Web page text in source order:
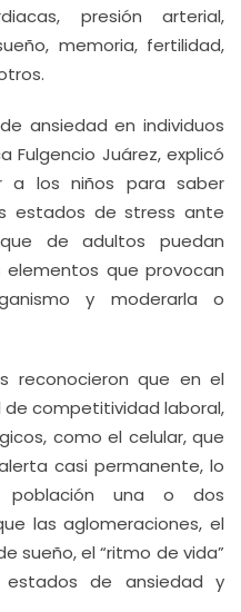
presión arterial,
memoria, fertilidad,
ansiedad en individuos
Fulgencio Juárez, explicó
a los niños para saber
estados de stress ante
de adultos puedan
que provocan
y moderarla o
reconocieron que en el
de competitividad laboral,
como el celular, que
casi permanente, lo
una o dos
las aglomeraciones, el
sueño, el “ritmo de vida”
de ansiedad y